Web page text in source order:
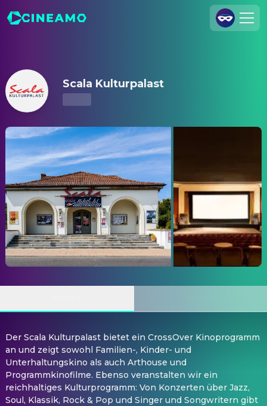
Scala Kulturpalast
Der Scala Kulturpalast bietet ein CrossOver Kinoprogramm
an und zeigt sowohl Familien-, Kinder- und
Unterhaltungskino als auch Arthouse und
Programmkinofilme. Ebenso veranstalten wir ein
reichhaltiges Kulturprogramm: Von Konzerten über Jazz,
Soul, Klassik, Rock & Pop und Singer und Songwritern gibt